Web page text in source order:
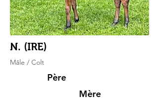
N. (IRE)
Mâle / Colt
Père
Mère